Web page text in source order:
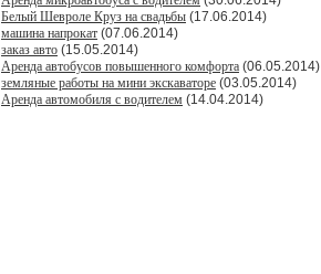
Белый Шевроле Круз на свадьбы (17.06.2014)
машина напрокат (07.06.2014)
заказ авто (15.05.2014)
Аренда автобусов повышенного комфорта (06.05.2014)
земляные работы на мини экскаваторе (03.05.2014)
Аренда автомобиля с водителем (14.04.2014)